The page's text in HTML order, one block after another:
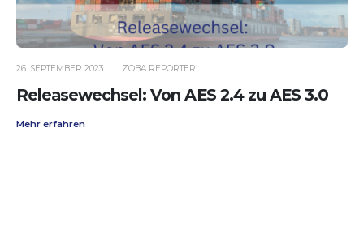
26. SEPTEMBER 2023 ZOBA REPORTER
Releasewechsel: Von AES 2.4 zu AES 3.0
Mehr erfahren